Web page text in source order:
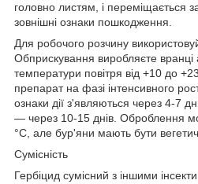
головно листям, і переміщається
зовнішні ознаки пошкодження.
Для робочого розчину
Обприскування виробляєте вранці
температури повітря від +10 до
препарат на фазі інтенсивного
ознаки дії з'являються через 4-7
— через 10-15 днів. Оброблення
°C, але бур'яни мають бути
Сумісність
Гербіцид сумісний з іншими